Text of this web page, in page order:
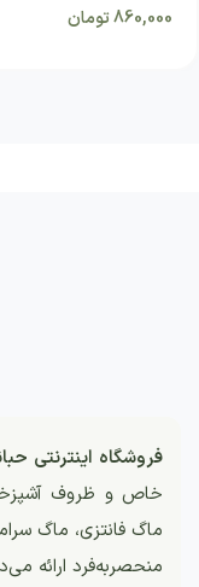
860,000تومان
فروشگاه اینترنتی
خاص و ظروف
ماگ فانتزی، ماگ
منحصربه‌فرد ارائه